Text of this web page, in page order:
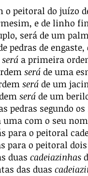
o peitoral do juízo
e de linho
será de um
pedras de
será a primeira
será de uma
será de um
será de um
pedras segundo
uma com o seu
para o peitoral
para o peitoral
duas cadeiazinhas
das duas